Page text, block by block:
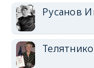
Русанов